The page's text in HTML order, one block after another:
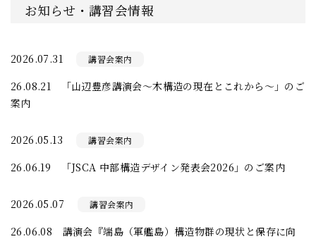
お知らせ・講習会情報
2026.07.31 講習会案内
26.08.21 「山辺豊彦講演会〜木構造の現在とこれから〜」のご
案内
2026.05.13 講習会案内
26.06.19 「JSCA 中部構造デザイン発表会2026」のご案内
2026.05.07 講習会案内
26.06.08 講演会『端島（軍艦島）構造物群の現状と保存に向